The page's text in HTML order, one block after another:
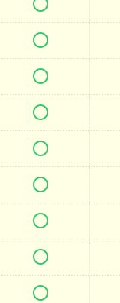








